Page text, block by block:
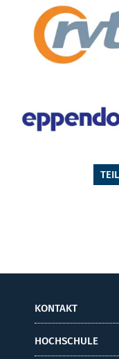
KONTAKT
HOCHSCHULE